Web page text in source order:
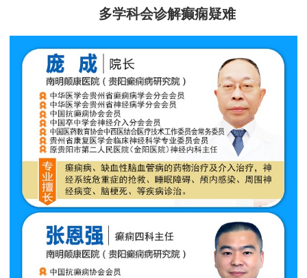
多学科会诊解癫痫疑难